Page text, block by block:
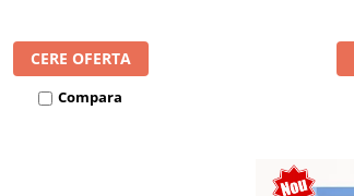
CERE OFERTA
Compara